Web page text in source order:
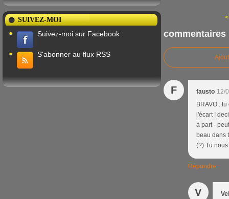
SUIVEZ-MOI
Suivez-moi sur Facebook
S'abonner au flux RSS
commentaires
F fausto 12/
BRAVO
l'écart !
à part -
beau dans
(?) Tu
Répondre
V